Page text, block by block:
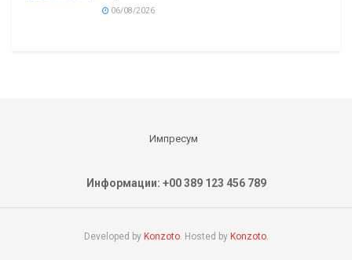
06/08/2026
Импресум
Информации: +00 389 123 456 789
Developed by Konzoto. Hosted by Konzoto.